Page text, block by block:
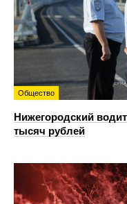
Общество
Нижегородский
тысяч рублей